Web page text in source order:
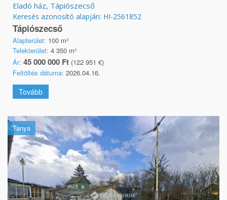
Eladó ház, Tápiószecső
Keresés azonosító alapján: HI-2561852
Tápiószecső
Alapterület: 100 m²
Telekterület: 4 350 m²
Ár: 45 000 000 Ft (122 951 €)
Feltöltés dátuma: 2026.04.16.
Tovább
Tanya